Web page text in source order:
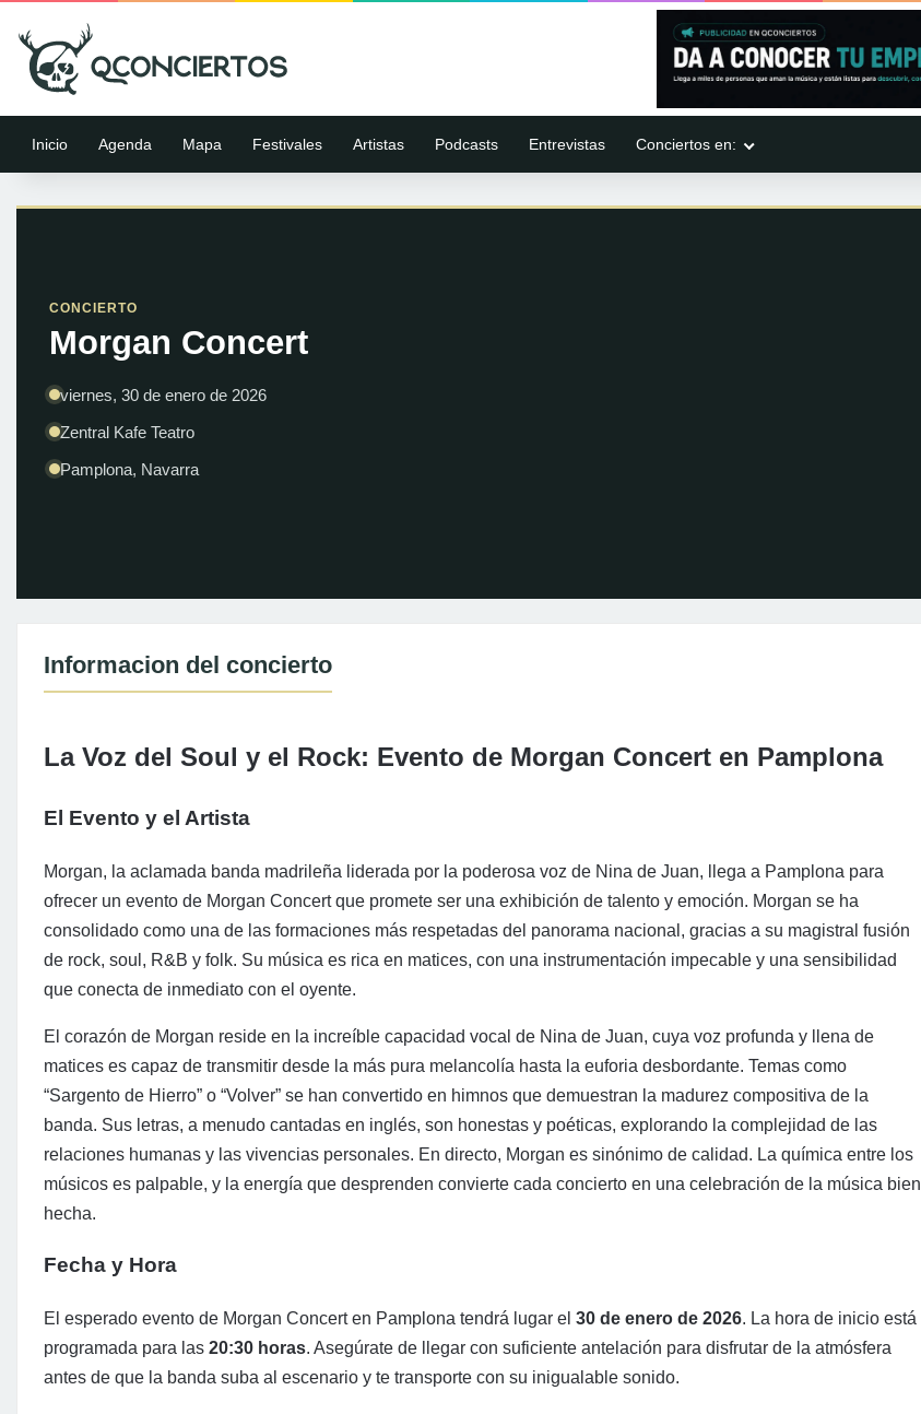
Inicio Agenda Mapa Festivales Artistas Podcasts Entrevistas Conciertos en:
CONCIERTO
Morgan Concert
viernes, 30 de enero de 2026
Zentral Kafe Teatro
Pamplona, Navarra
Informacion del concierto
La Voz del Soul y el Rock: Evento de Morgan Concert en Pamplona
El Evento y el Artista
Morgan, la aclamada banda madrileña liderada por la poderosa voz de Nina de Juan, llega a Pamplona para
ofrecer un evento de Morgan Concert que promete ser una exhibición de talento y emoción. Morgan se ha
consolidado como una de las formaciones más respetadas del panorama nacional, gracias a su magistral fusión
de rock, soul, R&B y folk. Su música es rica en matices, con una instrumentación impecable y una sensibilidad
que conecta de inmediato con el oyente.
El corazón de Morgan reside en la increíble capacidad vocal de Nina de Juan, cuya voz profunda y llena de
matices es capaz de transmitir desde la más pura melancolía hasta la euforia desbordante. Temas como
“Sargento de Hierro” o “Volver” se han convertido en himnos que demuestran la madurez compositiva de la
banda. Sus letras, a menudo cantadas en inglés, son honestas y poéticas, explorando la complejidad de las
relaciones humanas y las vivencias personales. En directo, Morgan es sinónimo de calidad. La química entre los
músicos es palpable, y la energía que desprenden convierte cada concierto en una celebración de la música bien
hecha.
Fecha y Hora
El esperado evento de Morgan Concert en Pamplona tendrá lugar el 30 de enero de 2026. La hora de inicio está
programada para las 20:30 horas. Asegúrate de llegar con suficiente antelación para disfrutar de la atmósfera
antes de que la banda suba al escenario y te transporte con su inigualable sonido.